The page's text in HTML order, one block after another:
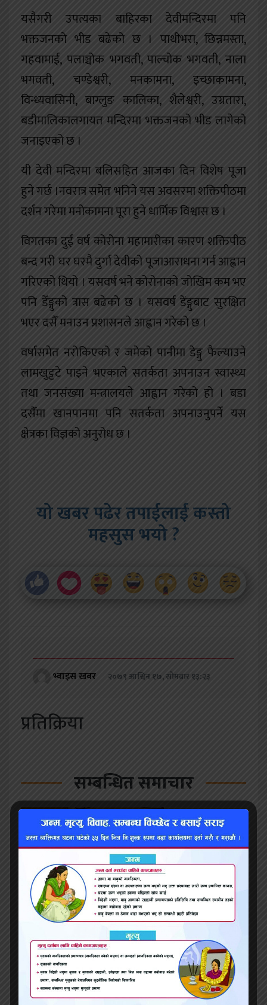
यसैगरी उपत्यका बाहिरका देवीमन्दिरमा पनि
भक्तजनको भीड बढेको छ । पाथीभरा, छिन्नमस्ता,
गहवामाई, पलाञ्चोक भगवती, पाल्चोक भगवती, नाला
भगवती, चण्डेश्वरी, मनकामना, इच्छाकामना,
विन्ध्यवासिनी, बाग्लुङ कालिका, शैलेश्वरी, उग्रतारा,
बडीमालिकालगायत मन्दिरमा भक्तजनको भीड लागेको
जनाइएको छ ।
यी देवी मन्दिरमा बलिसहित आजका दिन विशेष पूजा
हुने गर्छ ।नवरात्र समेत भनिने यस अवसरमा शक्तिपीठमा
दर्शन गरेमा मनोकामना पूरा हुने धार्मिक विश्वास छ ।
विगतका दुई वर्ष कोरोना महामारीका कारण शक्तिपीठ
बन्द गरी घर घरमै दुर्गा देवीको पूजाआराधना गर्न आह्वान
गरिएको थियो । यसवर्ष भने कोरोनाको जोखिम कम भए
पनि डेँङ्गुको त्रास बढेको छ । यसवर्ष डेंङ्गुबाट सुरक्षित
भएर दसैँ मनाउन प्रशासनले आह्वान गरेको छ ।
वर्षासमेत नरोकिएको र जमेको पानीमा डेङ्गु फैल्याउने
लामखुट्टटे पाइने भएकाले सतर्कता अपनाउन स्वास्थ्य
तथा जनसंख्या मन्त्रालयले आह्वान गरेको हो । बडा
दसैँमा खानपानमा पनि सतर्कता अपनाउनुपर्ने यस
क्षेत्रका विज्ञको अनुरोध छ ।
यो खबर पढेर तपाईलाई कस्तो
महसुस भयो ?
भ्वाइस खबर २०७९ आश्विन १७, सोमबार १३:२३
प्रतिक्रिया
सम्बन्धित समाचार
जग्गाधनी प्रमाणपत्र पाउने आशमा महोत्तरीका भूमिहीन